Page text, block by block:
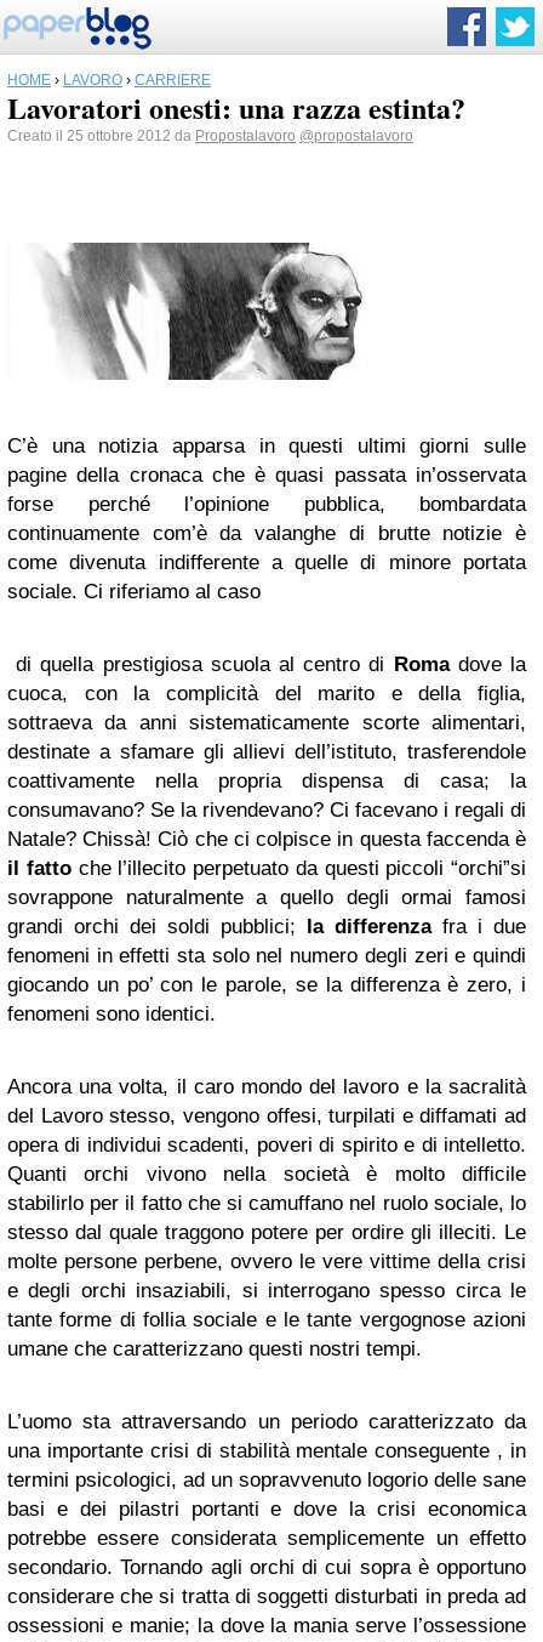
HOME › LAVORO › CARRIERE
Lavoratori onesti: una razza estinta?
Creato il 25 ottobre 2012 da Propostalavoro @propostalavoro
C’è una notizia apparsa in questi ultimi giorni sulle
pagine della cronaca che è quasi passata in’osservata
forse perché l’opinione pubblica, bombardata
continuamente com’è da valanghe di brutte notizie è
come divenuta indifferente a quelle di minore portata
sociale. Ci riferiamo al caso
di quella prestigiosa scuola al centro di Romadove la
cuoca, con la complicità del marito e della figlia,
sottraeva da anni sistematicamente scorte alimentari,
destinate a sfamare gli allievi dell’istituto, trasferendole
coattivamente nella propria dispensa di casa; la
consumavano? Se la rivendevano? Ci facevano i regali di
Natale? Chissà! Ciò che ci colpisce in questa faccenda è
il fattoche l’illecito perpetuato da questi piccoli “orchi”si
sovrappone naturalmente a quello degli ormai famosi
grandi orchi dei soldi pubblici; la differenzafra i due
fenomeni in effetti sta solo nel numero degli zeri e quindi
giocando un po’ con le parole, se la differenza è zero, i
fenomeni sono identici.
Ancora una volta, il caro mondo del lavoro e la sacralità
del Lavoro stesso, vengono offesi, turpilati e diffamati ad
opera di individui scadenti, poveri di spirito e di intelletto.
Quanti orchi vivono nella società è molto difficile
stabilirlo per il fatto che si camuffano nel ruolo sociale, lo
stesso dal quale traggono potere per ordire gli illeciti. Le
molte persone perbene, ovvero le vere vittime della crisi
e degli orchi insaziabili, si interrogano spesso circa le
tante forme di follia sociale e le tante vergognose azioni
umane che caratterizzano questi nostri tempi.
L’uomo sta attraversando un periodo caratterizzato da
una importante crisi di stabilità mentale conseguente , in
termini psicologici, ad un sopravvenuto logorio delle sane
basi e dei pilastri portanti e dove la crisi economica
potrebbe essere considerata semplicemente un effetto
secondario. Tornando agli orchi di cui sopra è opportuno
considerare che si tratta di soggetti disturbati in preda ad
ossessioni e manie; la dove la mania serve l’ossessione